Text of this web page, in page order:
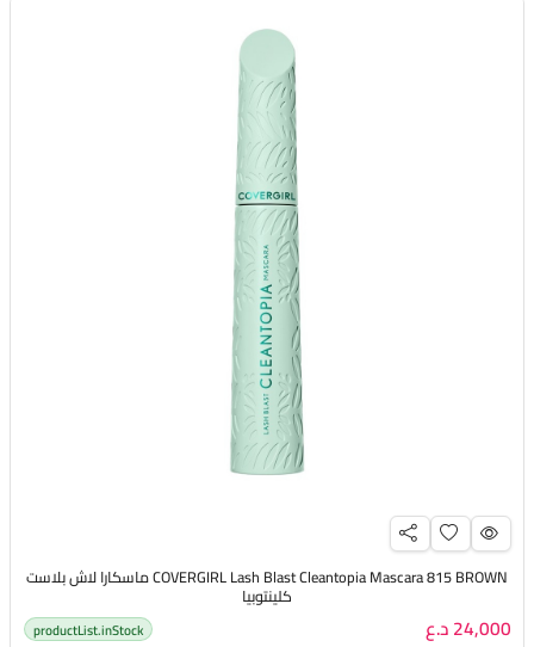
COVERGIRL Lash Blast Cleantopia Mascara 815 BROWN ماسكارا لاش بلاست
كلينتوبيا
24,000 د.ع productList.inStock